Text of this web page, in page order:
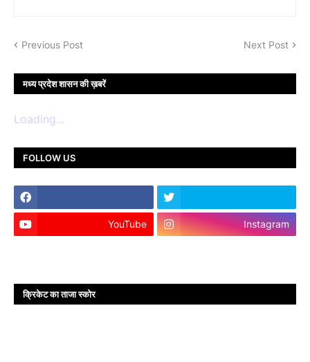
Previous Post Next Post
मध्य प्रदेश शासन की ख़बरें
Loading...
FOLLOW US
YouTube Instagram
क्रिकेट का ताजा स्कोर